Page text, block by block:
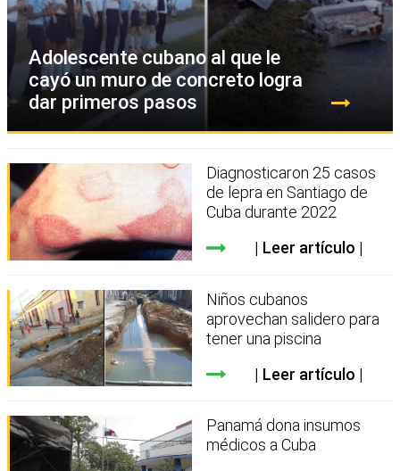
Adolescente cubano al que le
cayó un muro de concreto logra
dar primeros pasos
Diagnosticaron 25 casos
de lepra en Santiago de
Cuba durante 2022
Leer artículo
Niños cubanos
aprovechan salidero para
tener una piscina
Leer artículo
Panamá dona insumos
médicos a Cuba